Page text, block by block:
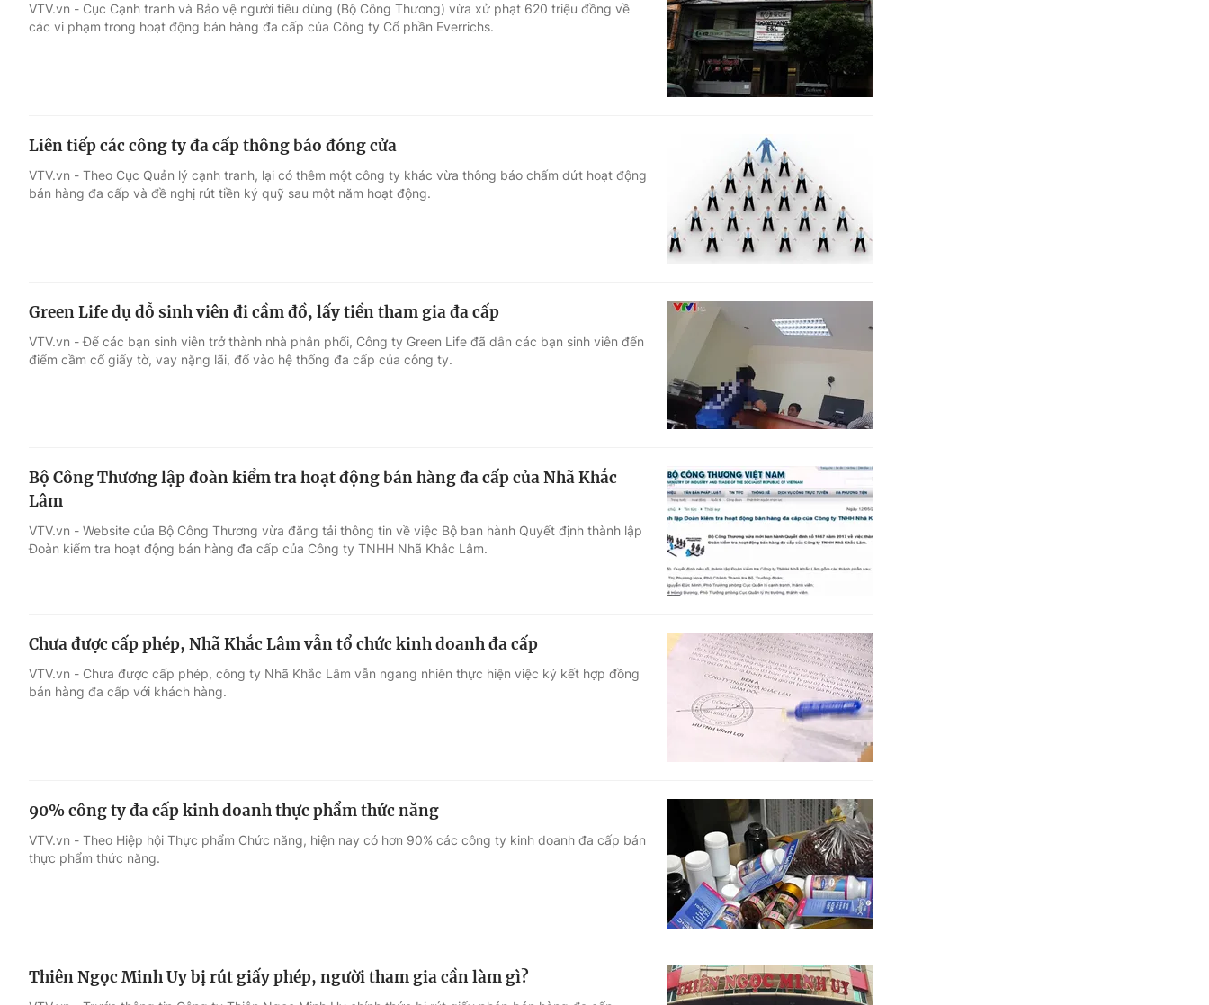
VTV.vn - Cục Cạnh tranh và Bảo vệ người tiêu dùng (Bộ Công Thương) vừa xử phạt 620 triệu đồng về
các vi phạm trong hoạt động bán hàng đa cấp của Công ty Cổ phần Everrichs.
Liên tiếp các công ty đa cấp thông báo đóng cửa
VTV.vn - Theo Cục Quản lý cạnh tranh, lại có thêm một công ty khác vừa thông báo chấm dứt hoạt động
bán hàng đa cấp và đề nghị rút tiền ký quỹ sau một năm hoạt động.
Green Life dụ dỗ sinh viên đi cầm đồ, lấy tiền tham gia đa cấp
VTV.vn - Để các bạn sinh viên trở thành nhà phân phối, Công ty Green Life đã dẫn các bạn sinh viên đến
điểm cầm cố giấy tờ, vay nặng lãi, đổ vào hệ thống đa cấp của công ty.
Bộ Công Thương lập đoàn kiểm tra hoạt động bán hàng đa cấp của Nhã Khắc
Lâm
VTV.vn - Website của Bộ Công Thương vừa đăng tải thông tin về việc Bộ ban hành Quyết định thành lập
Đoàn kiểm tra hoạt động bán hàng đa cấp của Công ty TNHH Nhã Khắc Lâm.
Chưa được cấp phép, Nhã Khắc Lâm vẫn tổ chức kinh doanh đa cấp
VTV.vn - Chưa được cấp phép, công ty Nhã Khắc Lâm vẫn ngang nhiên thực hiện việc ký kết hợp đồng
bán hàng đa cấp với khách hàng.
90% công ty đa cấp kinh doanh thực phẩm thức năng
VTV.vn - Theo Hiệp hội Thực phẩm Chức năng, hiện nay có hơn 90% các công ty kinh doanh đa cấp bán
thực phẩm thức năng.
Thiên Ngọc Minh Uy bị rút giấy phép, người tham gia cần làm gì?